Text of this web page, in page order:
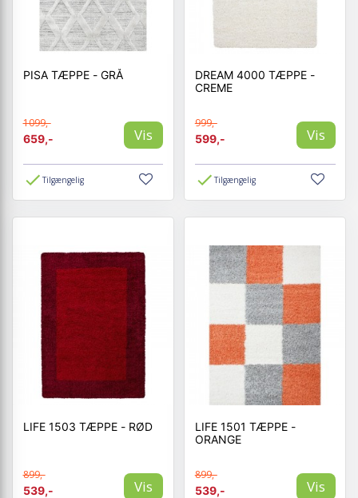
PISA TÆPPE - GRÅ
1099,-
659,-
Vis
Tilgængelig
DREAM 4000 TÆPPE -
CREME
999,-
599,-
Vis
Tilgængelig
LIFE 1503 TÆPPE - RØD
899,-
539,-
Vis
LIFE 1501 TÆPPE -
ORANGE
899,-
539,-
Vis